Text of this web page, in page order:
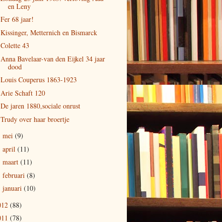
en Leny
Fer 68 jaar!
Kissinger, Metternich en Bismarck
Colette 43
Anna Bavelaar-van den Eijkel 34 jaar
dood
Louis Couperus 1863-1923
Arie Schaft 120
De jaren 1880,sociale onrust
Trudy over haar broertje
mei (9)
april (11)
maart (11)
februari (8)
januari (10)
(88)
(78)